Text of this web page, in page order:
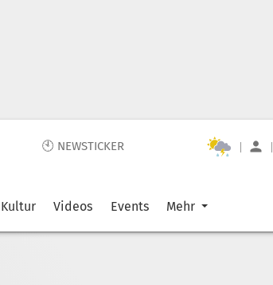
🕙 NEWSTICKER | |
Kultur Videos Events Mehr